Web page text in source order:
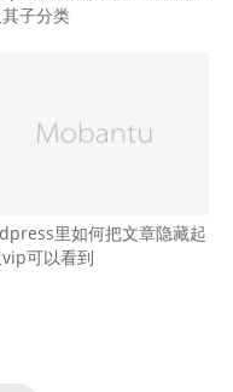
子分类
里如何把文章隐藏起
可以看到